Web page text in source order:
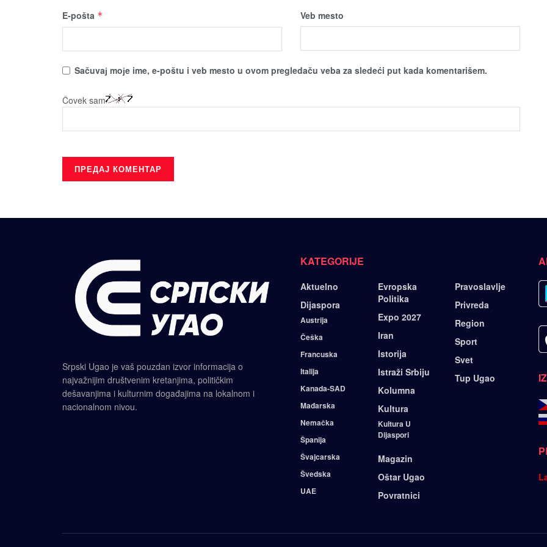
E-pošta * Veb mesto
Sačuvaј moјe ime, e-poštu i veb mesto u ovom pregledaču veba za sledeći put kada komentarišem.
Čovek sam
Srpski Ugao je vaš pouzdan izvor informacija o
najvažnijim društvenim kretanjima, političkim
dešavanjima i kulturnim događajima na lokalnom i
nacionalnom nivou.
KATEGORIJE
Aktuelno
Dijaspora
Austrija
Češka
Francuska
Italija
Kanada-SAD
Mađarska
Nemačka
Španija
Švajcarska
Švedska
UAE
Evropska
Politika
Expo 2027
Iran
Istorija
Istraži Srbiju
Kolumna
Kultura
Kultura U
Dijaspori
Magazin
Oštar Ugao
Povratnici
Pravoslavlje
Privreda
Region
Sport
Svet
Tup Ugao